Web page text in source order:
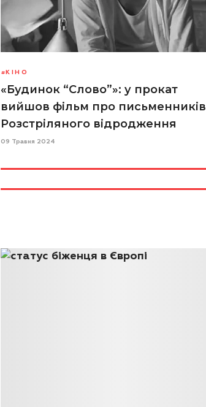
КІНО
«Будинок “Слово”»: у прокат
вийшов фільм про письменників
Розстріляного відродження
09 Травня 2024